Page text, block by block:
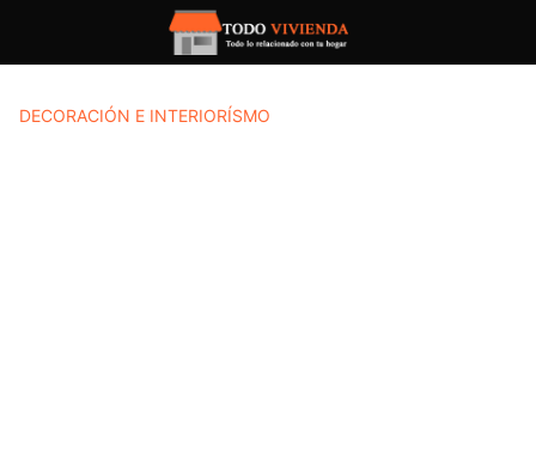
DECORACIÓN E INTERIORÍSMO